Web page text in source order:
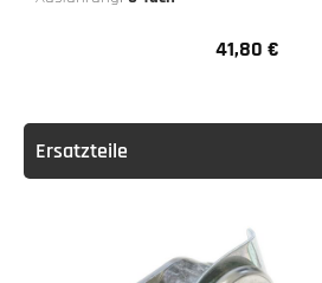
Regulärer Preis:
41,80 €
Ersatzteile